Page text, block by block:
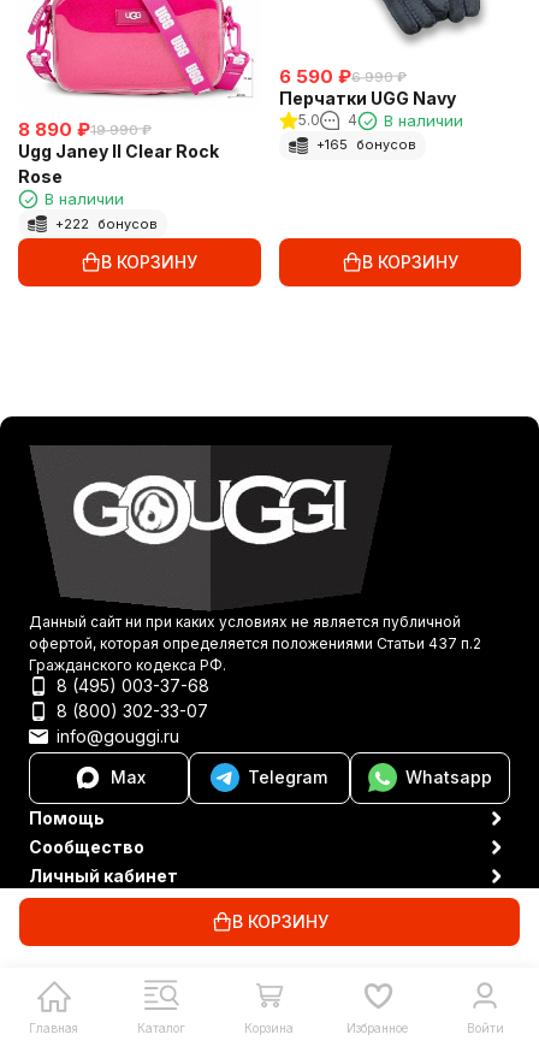
В КОРЗИНУ
8 890 ₽19 990 ₽
Ugg Janey II Clear Rock
Rose
В наличии
+222 бонусов
В КОРЗИНУ
6 590 ₽6 990 ₽
Перчатки UGG Navy
5.0 4 В наличии
+165 бонусов
В КОРЗИНУ
Главная Каталог Корзина Избранное Войти
Данный сайт ни при каких условиях не является публичной
офертой, которая определяется положениями Статьи 437 п.2
Гражданского кодекса РФ.
8 (495) 003-37-68
8 (800) 302-33-07
info@gouggi.ru
Max
Telegram
Whatsapp
Помощь
Сообщество
Личный кабинет
Политика персональных данных